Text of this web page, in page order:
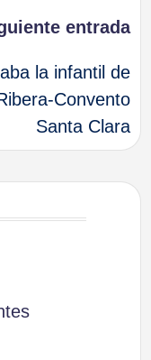
entrada
la infantil de
Convento
Santa Clara